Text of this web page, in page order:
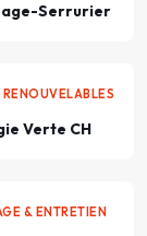
Serrurier
RENOUVELABLES
Verte CH
& ENTRETIEN